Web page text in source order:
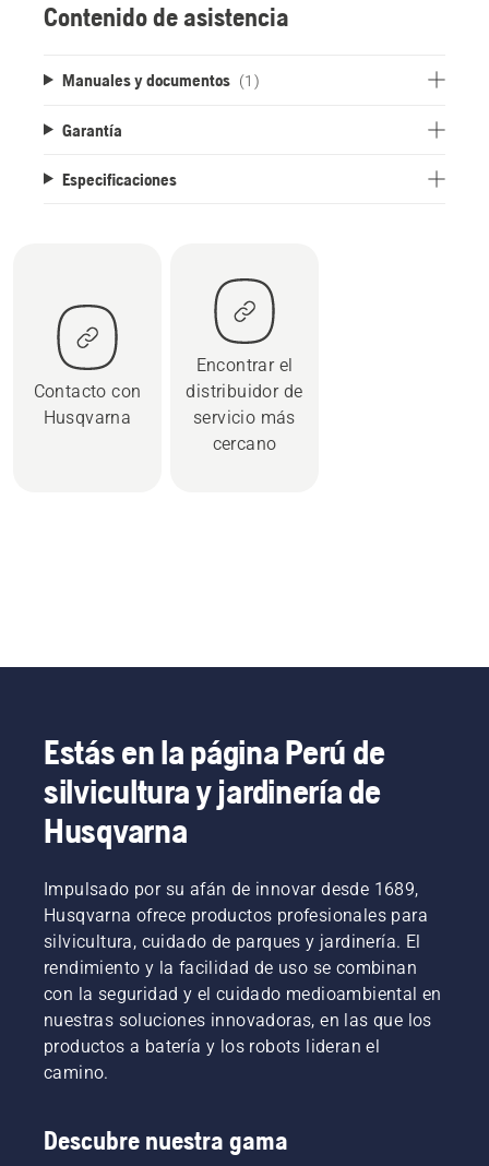
Contenido de asistencia
Manuales y documentos (1)
Garantía
Especificaciones
Contacto con
Husqvarna
Encontrar el
distribuidor de
servicio más
cercano
Estás en la página Perú de
silvicultura y jardinería de
Husqvarna
Impulsado por su afán de innovar desde 1689,
Husqvarna ofrece productos profesionales para
silvicultura, cuidado de parques y jardinería. El
rendimiento y la facilidad de uso se combinan
con la seguridad y el cuidado medioambiental en
nuestras soluciones innovadoras, en las que los
productos a batería y los robots lideran el
camino.
Descubre nuestra gama